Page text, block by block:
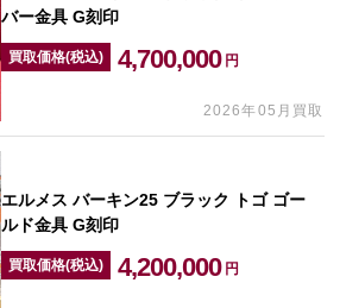
バー金具 G刻印
買取価格(税込) 4,700,000 円
2026年05月買取
エルメス バーキン25 ブラック トゴ ゴー
ルド金具 G刻印
買取価格(税込) 4,200,000 円